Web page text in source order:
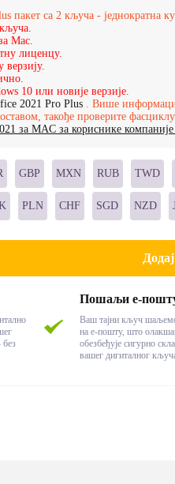
пакет са 2 кључа - једнократна
Mac.
лиценцу.
10 или новије верзије.
2021 Pro Plus . Више
такође проверите
за MAC за кориснике
GBP MXN RUB TWD
PLN CHF SGD NZD
без
Пошаљи е-
Ваш тајни кључ
на е-пошту, што
обезбеђује сигурно
вашег дигиталног